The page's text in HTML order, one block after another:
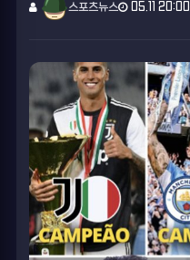
스포츠뉴스 05.11 20:00